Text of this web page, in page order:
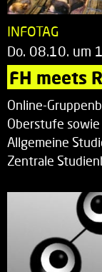
INFOTAG
Do. 08.10. um
FH meets
Online-
Oberstufe
Allgemeine
Zentrale